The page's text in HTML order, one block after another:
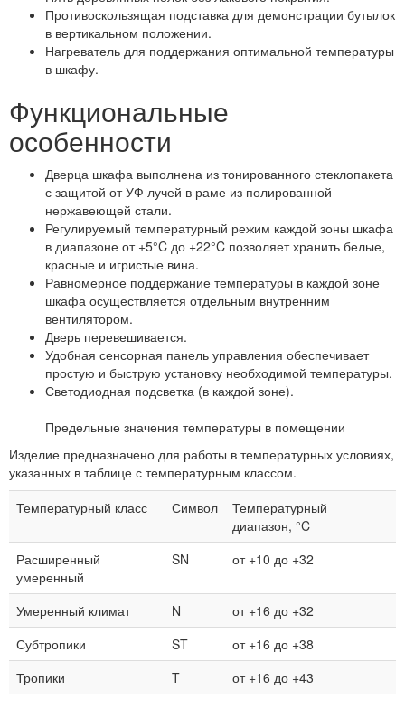
Противоскользящая подставка для демонстрации бутылок
в вертикальном положении.
Нагреватель для поддержания оптимальной температуры
в шкафу.
Функциональные
особенности
Дверца шкафа выполнена из тонированного стеклопакета
с защитой от УФ лучей в раме из полированной
нержавеющей стали.
Регулируемый температурный режим каждой зоны шкафа
в диапазоне от +5°C до +22°C позволяет хранить белые,
красные и игристые вина.
Равномерное поддержание температуры в каждой зоне
шкафа осуществляется отдельным внутренним
вентилятором.
Дверь перевешивается.
Удобная сенсорная панель управления обеспечивает
простую и быструю установку необходимой температуры.
Светодиодная подсветка (в каждой зоне).
Предельные значения температуры в помещении
Изделие предназначено для работы в температурных условиях,
указанных в таблице с температурным классом.
Температурный класс
Символ
Температурный
диапазон, °C
Расширенный
умеренный
SN от +10 до +32
Умеренный климат N
от +16 до +32
Субтропики
ST
от +16 до +38
Тропики
T от +16 до +43